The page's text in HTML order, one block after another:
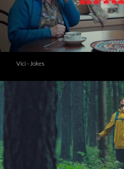
Vici - Jokes